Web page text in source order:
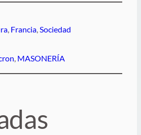
, Francia, Sociedad
, MASONERÍA